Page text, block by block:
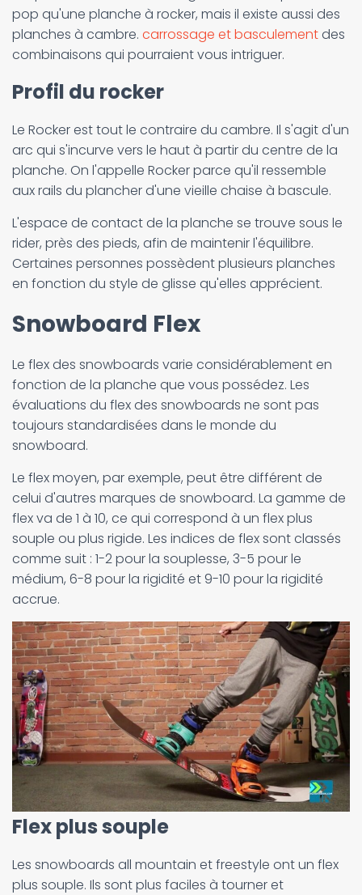
pop qu'une planche à rocker, mais il existe aussi des
planches à cambre. carrossage et basculementdes
combinaisons qui pourraient vous intriguer.
Profil du rocker
Le Rocker est tout le contraire du cambre. Il s'agit d'un
arc qui s'incurve vers le haut à partir du centre de la
planche. On l'appelle Rocker parce qu'il ressemble
aux rails du plancher d'une vieille chaise à bascule.
L'espace de contact de la planche se trouve sous le
rider, près des pieds, afin de maintenir l'équilibre.
Certaines personnes possèdent plusieurs planches
en fonction du style de glisse qu'elles apprécient.
Snowboard Flex
Le flex des snowboards varie considérablement en
fonction de la planche que vous possédez. Les
évaluations du flex des snowboards ne sont pas
toujours standardisées dans le monde du
snowboard.
Le flex moyen, par exemple, peut être différent de
celui d'autres marques de snowboard. La gamme de
flex va de 1 à 10, ce qui correspond à un flex plus
souple ou plus rigide. Les indices de flex sont classés
comme suit : 1-2 pour la souplesse, 3-5 pour le
médium, 6-8 pour la rigidité et 9-10 pour la rigidité
accrue.
Flex plus souple
Les snowboards all mountain et freestyle ont un flex
plus souple. Ils sont plus faciles à tourner et